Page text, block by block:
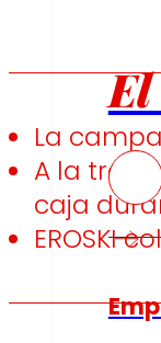
La
A la
caja
EROSKI